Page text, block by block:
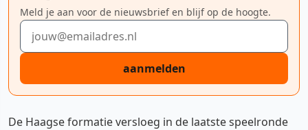
Meld je aan voor de nieuwsbrief en blijf op de hoogte.
E-mailadres
aanmelden
De Haagse formatie versloeg in de laatste speelronde